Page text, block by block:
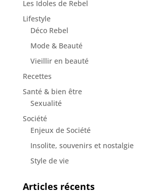
Les Idoles de Rebel
Lifestyle
Déco Rebel
Mode & Beauté
Vieillir en beauté
Recettes
Santé & bien être
Sexualité
Société
Enjeux de Société
Insolite, souvenirs et nostalgie
Style de vie
Articles récents